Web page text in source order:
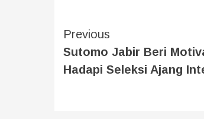
Previous
Sutomo Jabir Beri
Hadapi Seleksi Ajang